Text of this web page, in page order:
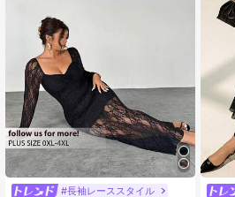
#長袖レーススタイル